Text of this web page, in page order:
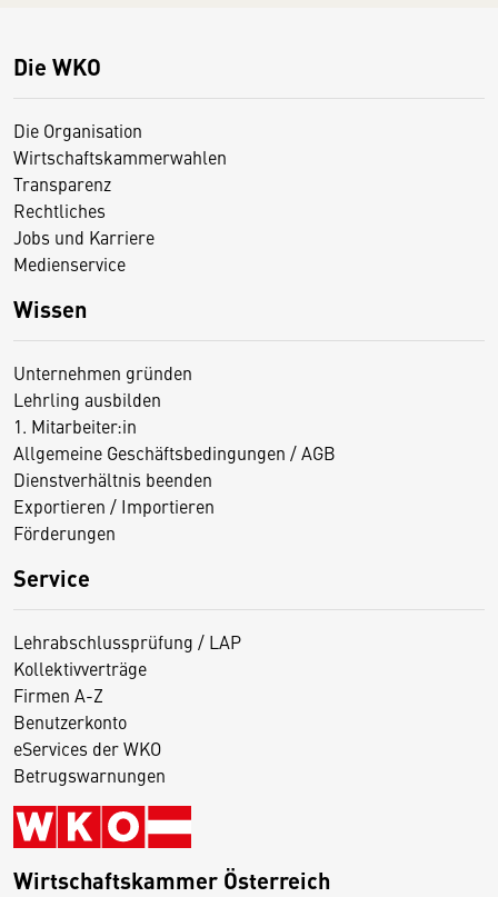
Die WKO
Die Organisation
Wirtschaftskammerwahlen
Transparenz
Rechtliches
Jobs und Karriere
Medienservice
Wissen
Unternehmen gründen
Lehrling ausbilden
1. Mitarbeiter:in
Allgemeine Geschäftsbedingungen / AGB
Dienstverhältnis beenden
Exportieren / Importieren
Förderungen
Service
Lehrabschlussprüfung / LAP
Kollektivverträge
Firmen A-Z
Benutzerkonto
eServices der WKO
Betrugswarnungen
Wirtschaftskammer Österreich